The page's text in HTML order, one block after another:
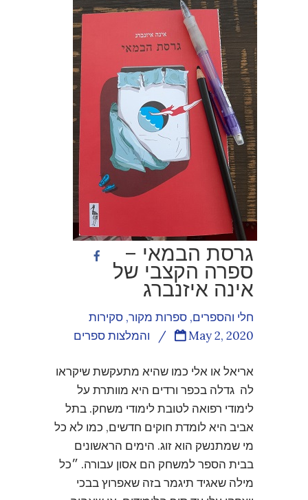
גרסת הבמאי –
ספרה הקצבי של
אינה איזנברג
חלי והספרים, ספרות מקור, סקירות
והמלצות ספרים
/ May 2, 2020
אריאל או אלי כמו שהיא מתעקשת שיקראו
לה גדלה בכפר ורדים היא מוותרת על
לימודי רפואה לטובת לימודי משחק. בתל
אביב היא לומדת חוקים חדשים, כמו לא כל
מי שמתנשק הוא זוג. הימים הראשונים
בבית הספר למשחק הם אסון עבורה. ״כל
מילה שאגיד תיגמר בזה שאפרוץ בבכי